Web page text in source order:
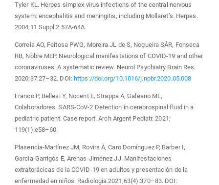
Tyler KL. Herpes simplex virus infections of the central nervous
system: encephalitis and meningitis, including Mollaret’s. Herpes.
2004;11 Suppl 2:57A-64A.
Correia AO, Feitosa PWG, Moreira JL de S, Nogueira SÁR, Fonseca
RB, Nobre MEP. Neurological manifestations of COVID-19 and other
coronaviruses: A systematic review. Neurol Psychiatry Brain Res.
2020;37:27–32. DOI: https://doi.org/10.1016/j.npbr.2020.05.008
Franco P, Bellesi Y, Nocent E, Strappa A, Galeano ML,
Colaboradores. SARS-CoV-2 Detection in cerebrospinal fluid in a
pediatric patient. Case report. Arch Argent Pediatr. 2021;
119(1):e58–60.
Plasencia-Martínez JM, Rovira À, Caro Domínguez P, Barber I,
García-Garrigós E, Arenas-Jiménez JJ. Manifestaciones
extratorácicas de la COVID-19 en adultos y presentación de la
enfermedad en niños. Radiologia.2021;63(4):370–83. DOI: